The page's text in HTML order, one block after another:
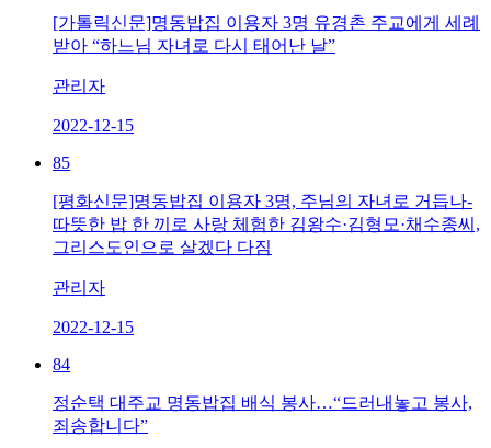
[가톨릭신문]명동밥집 이용자 3명 유경촌 주교에게 세례
받아 “하느님 자녀로 다시 태어난 날”
관리자
2022-12-15
85
[평화신문]명동밥집 이용자 3명, 주님의 자녀로 거듭나-
따뜻한 밥 한 끼로 사랑 체험한 김왕수·김형모·채수종씨,
그리스도인으로 살겠다 다짐
관리자
2022-12-15
84
정순택 대주교 명동밥집 배식 봉사…“드러내놓고 봉사,
죄송합니다”